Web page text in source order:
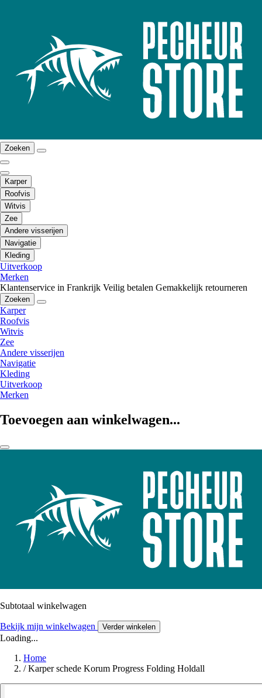
Zoeken
Karper
Roofvis
Witvis
Zee
Andere visserijen
Navigatie
Kleding
Uitverkoop
Merken
Klantenservice in Frankrijk Veilig betalen Gemakkelijk retourneren
Zoeken
Karper
Roofvis
Witvis
Zee
Andere visserijen
Navigatie
Kleding
Uitverkoop
Merken
Toevoegen aan winkelwagen...
Subtotaal winkelwagen
Bekijk mijn winkelwagen Verder winkelen
Loading...
Home
/ Karper schede Korum Progress Folding Holdall